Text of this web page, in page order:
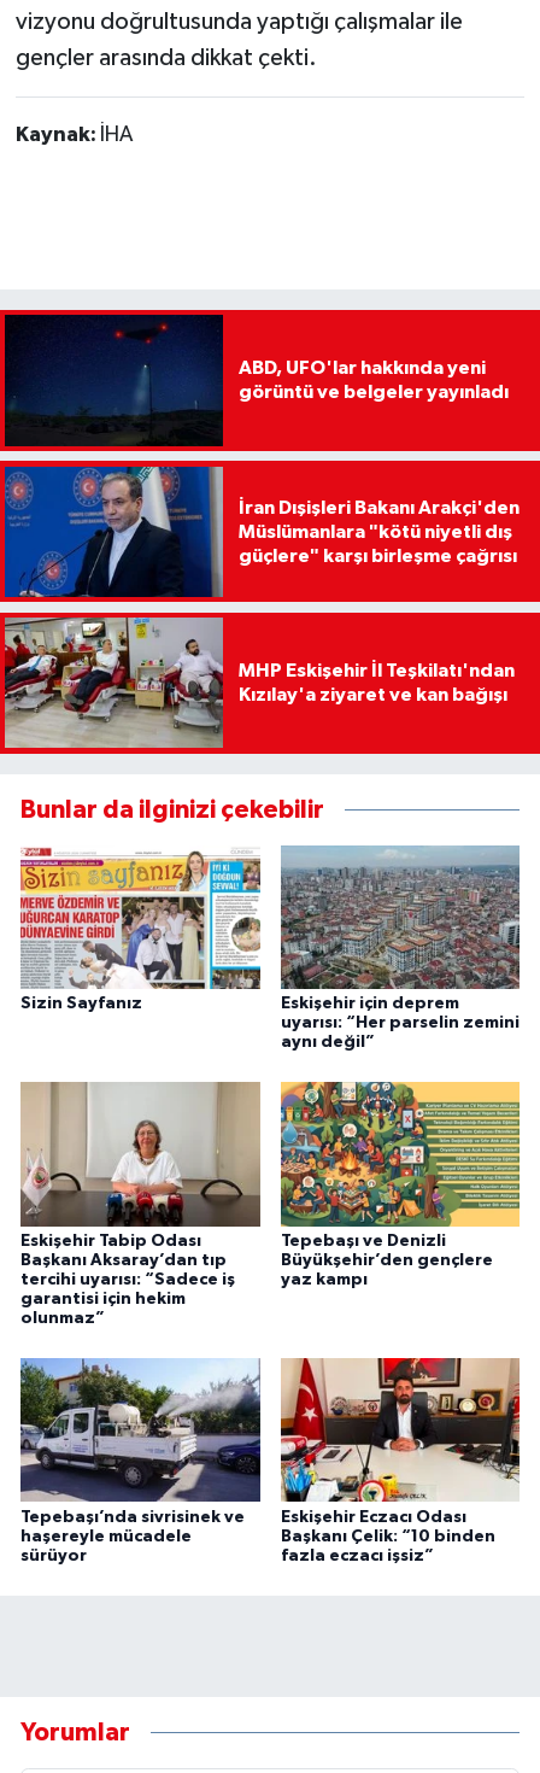
vizyonu doğrultusunda yaptığı çalışmalar ile
gençler arasında dikkat çekti.
Kaynak: İHA
ABD, UFO'lar hakkında yeni
görüntü ve belgeler yayınladı
İran Dışişleri Bakanı Arakçi'den
Müslümanlara "kötü niyetli dış
güçlere" karşı birleşme çağrısı
MHP Eskişehir İl Teşkilatı'ndan
Kızılay'a ziyaret ve kan bağışı
Bunlar da ilginizi çekebilir
Sizin Sayfanız
Eskişehir için deprem
uyarısı: “Her parselin zemini
aynı değil”
Eskişehir Tabip Odası
Başkanı Aksaray’dan tıp
tercihi uyarısı: “Sadece iş
garantisi için hekim
olunmaz”
Tepebaşı ve Denizli
Büyükşehir’den gençlere
yaz kampı
Tepebaşı’nda sivrisinek ve
haşereyle mücadele
sürüyor
Eskişehir Eczacı Odası
Başkanı Çelik: “10 binden
fazla eczacı işsiz”
Yorumlar